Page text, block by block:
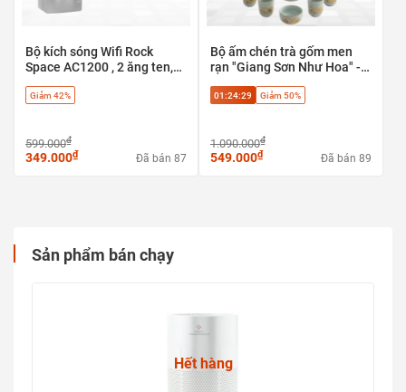
Bộ kích sóng Wifi Rock
Space AC1200 , 2 ăng ten,
cổng LAN
Giảm 42%
599.000₫
349.000₫ Đã bán 87
Bộ ấm chén trà gốm men
rạn "Giang Sơn Như Hoa" -
cao cấp
01:24:28 Giảm 50%
1.090.000₫
549.000₫ Đã bán 89
Sản phẩm bán chạy
Hết hàng